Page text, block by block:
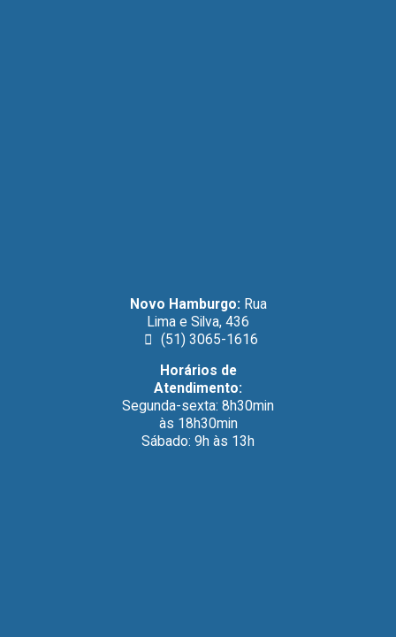
Novo Hamburgo: Rua
Lima e Silva, 436
(51) 3065-1616
Horários de
Atendimento:
Segunda-sexta: 8h30min
às 18h30min
Sábado: 9h às 13h